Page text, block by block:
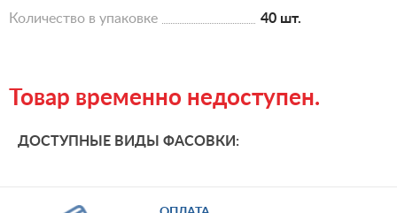
Количество в упаковке 40 шт.
Товар временно недоступен.
ДОСТУПНЫЕ ВИДЫ ФАСОВКИ: